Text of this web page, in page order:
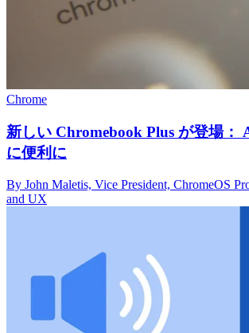
Chrome
新しい Chromebook Plus が登場：
に便利に
By John Maletis, Vice President, ChromeOS
and UX